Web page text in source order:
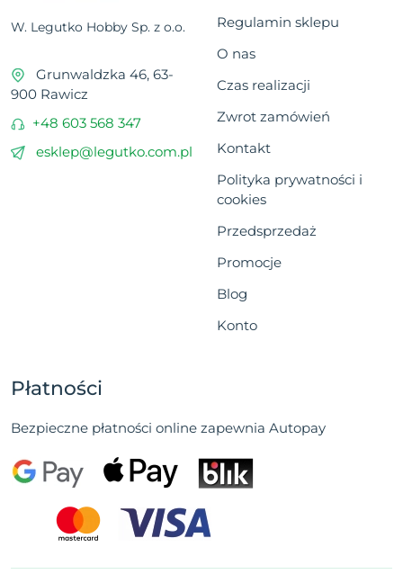
W. Legutko Hobby Sp. z o.o.
Grunwaldzka 46, 63-
900 Rawicz
+48 603 568 347
esklep@legutko.com.pl
Regulamin sklepu
O nas
Czas realizacji
Zwrot zamówień
Kontakt
Polityka prywatności i
cookies
Przedsprzedaż
Promocje
Blog
Konto
Płatności
Bezpieczne płatności online zapewnia Autopay